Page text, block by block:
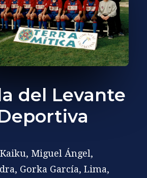
del Levante
Miguel Ángel,
Gorka García, Lima,